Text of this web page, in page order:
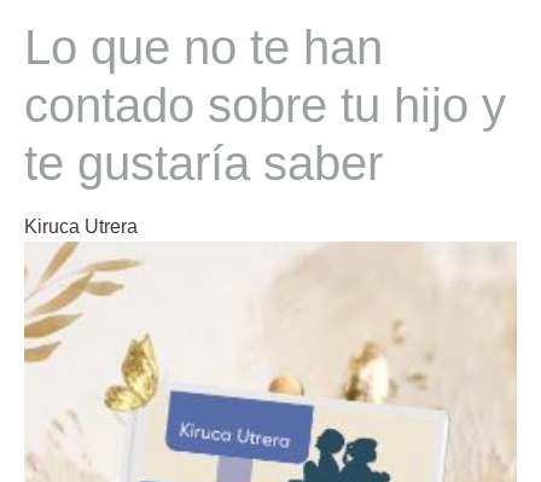
Lo que no te han
contado sobre tu hijo y
te gustaría saber
Kiruca Utrera